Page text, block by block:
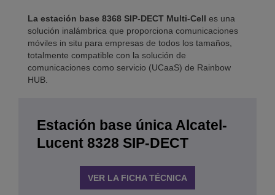
La estación base 8368 SIP-DECT Multi-Cell es una
solución inalámbrica que proporciona comunicaciones
móviles in situ para empresas de todos los tamaños,
totalmente compatible con la solución de
comunicaciones como servicio (UCaaS) de Rainbow
HUB.
Estación base única Alcatel-
Lucent 8328 SIP-DECT
VER LA FICHA TÉCNICA